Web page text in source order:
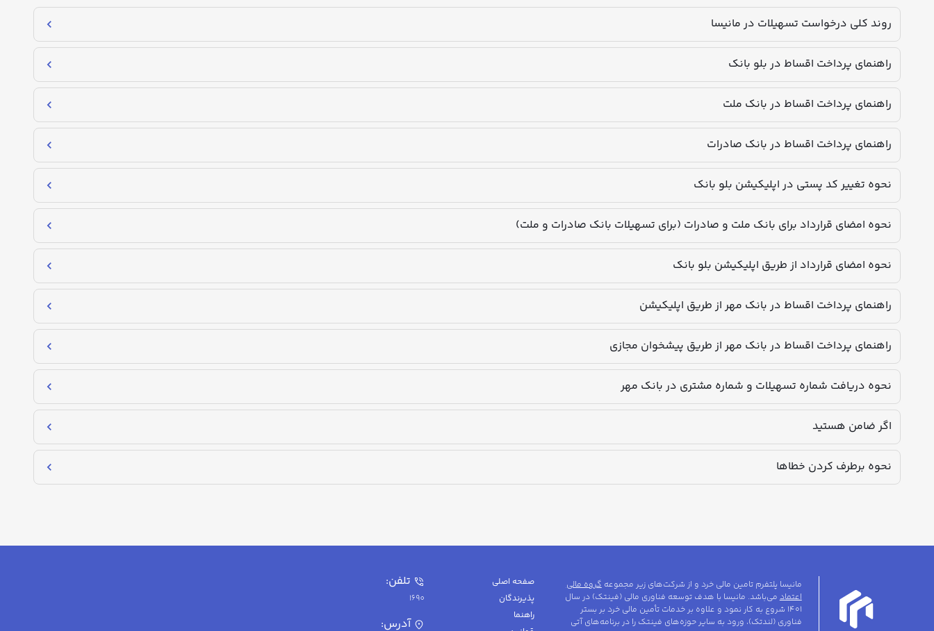
روند کلی درخواست تسهیلات در مانیسا
راهنمای پرداخت اقساط در بلو بانک
راهنمای پرداخت اقساط در بانک ملت
راهنمای پرداخت اقساط در بانک صادرات
نحوه تغییر کد پستی در اپلیکیشن بلو بانک
نحوه امضای قرارداد برای بانک ملت و صادرات (برای تسهیلات بانک صادرات و ملت)
نحوه امضای قرارداد از طریق اپلیکیشن بلو بانک
راهنمای پرداخت اقساط در بانک مهر از طریق اپلیکیشن
راهنمای پرداخت اقساط در بانک مهر از طریق پیشخوان مجازی
نحوه دریافت شماره تسهیلات و شماره مشتری در بانک مهر
اگر ضامن هستید
نحوه برطرف کردن خطاها
مانیسا پلتفرم تامین مالی خرد و از شرکت‌های زیر مجموعه گروه مالی
اعتمادمی‌باشد. مانیسا با هدف توسعه فناوری مالی (فینتک) در سال
۱۴۰۱ شروع به کار نمود و علاوه بر خدمات تأمین مالی خرد بر بستر
فناوری (لندتک)، ورود به سایر حوزه‌های فینتک را در برنامه‌های آتی
صفحه اصلی
پذیرندگان
راهنما
تلفن:
1690
آدرس: